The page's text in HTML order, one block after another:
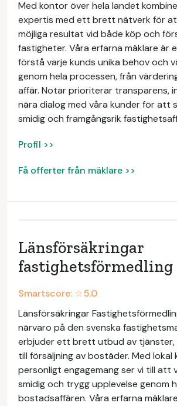
Med kontor över hela landet
expertis med ett brett nätverk för
möjliga resultat vid både köp och
fastigheter. Våra erfarna mäklare är
förstå varje kunds unika behov och
genom hela processen, från
affär. Notar prioriterar transparens,
nära dialog med våra kunder för att
smidig och framgångsrik
Profil >>
Få offerter från mäklare >>
Länsförsäkringar
fastighetsförmedling
Smartscore: ☆5.0
Länsförsäkringar
närvaro på den svenska
erbjuder ett brett utbud av tjänster,
till försäljning av bostäder. Med lokal
personligt engagemang ser vi till att
smidig och trygg upplevelse genom
bostadsaffären. Våra erfarna